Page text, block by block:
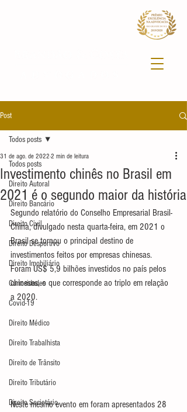
Post
Todos posts
Direito Autoral
Direito Bancário
Direito Civil
Direito Desportivo
Direito Imobiliário
Curiosidades
Covid-19
Direito Médico
Direito Trabalhista
Direito de Trânsito
Direito Tributário
Direito Societário
Todos posts
Investimento chinês no Brasil em
2021 é o segundo maior da história
31 de ago. de 2022 2 min de leitura
Segundo relatório do Conselho Empresarial Brasil-
China, divulgado nesta quarta-feira, em 2021 o
Brasil se tornou o principal destino de
investimentos feitos por empresas chinesas.
Foram US$ 5,9 bilhões investidos no país pelos
chineses, o que corresponde ao triplo em relação
a 2020.
Neste mesmo evento em foram apresentados 28